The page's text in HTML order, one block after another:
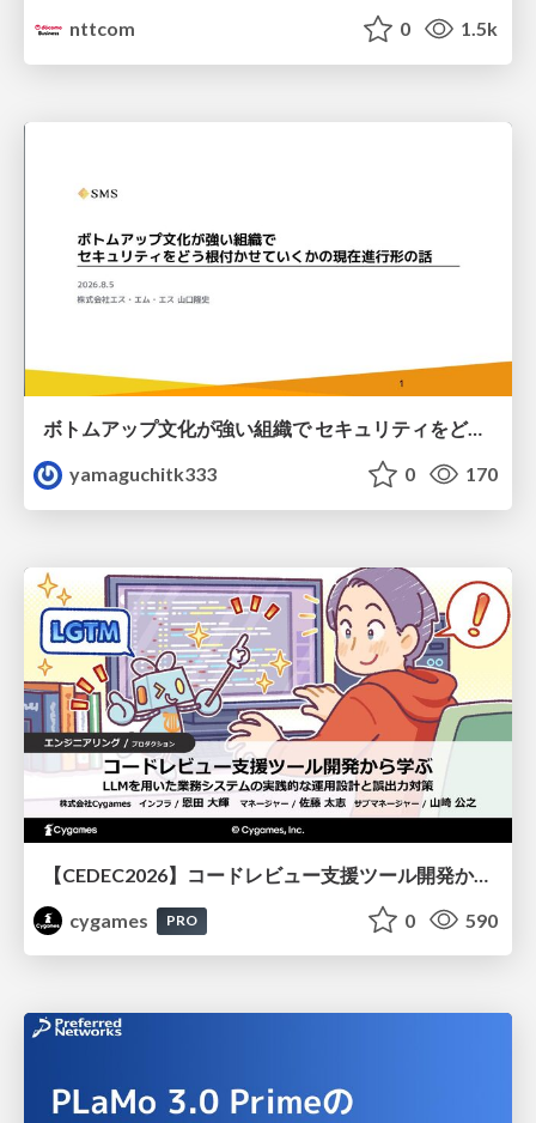
nttcom
0 1.5k
ボトムアップ文化が強い組織で セキュリティをどう根付かせていくかの現在進行形の話 / Making Security Stick in a Bottom-Up Organization
yamaguchitk333
0 170
【CEDEC2026】コードレビュー支援ツール開発から学ぶ：LLMを用いた業務システムの実践的な運用設計と誤出力対策
cygames
PRO 0 590